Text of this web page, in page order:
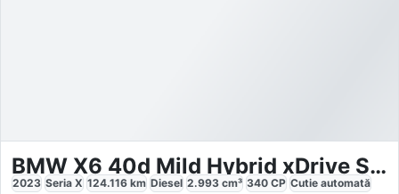
BMW X6 40d Mild Hybrid xDrive Steptronic M Sport
2023 Seria X 124.116 km Diesel 2.993 cm³ 340 CP Cutie automată